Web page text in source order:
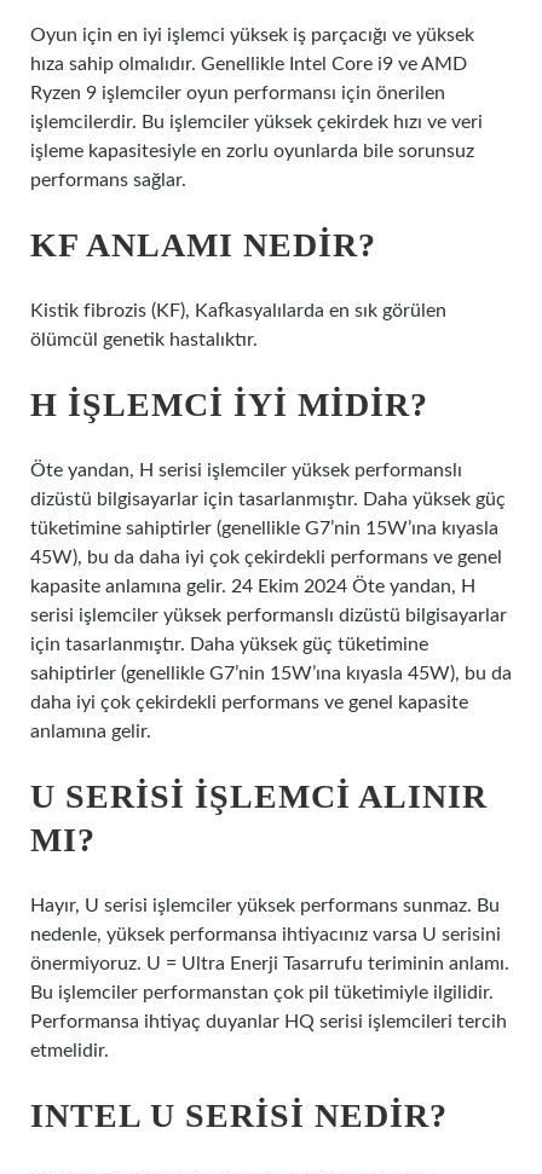
Oyun için en iyi işlemci yüksek iş parçacığı ve yüksek
hıza sahip olmalıdır. Genellikle Intel Core i9 ve AMD
Ryzen 9 işlemciler oyun performansı için önerilen
işlemcilerdir. Bu işlemciler yüksek çekirdek hızı ve veri
işleme kapasitesiyle en zorlu oyunlarda bile sorunsuz
performans sağlar.
KF ANLAMI NEDIR?
Kistik fibrozis (KF), Kafkasyalılarda en sık görülen
ölümcül genetik hastalıktır.
H IŞLEMCI IYI MIDIR?
Öte yandan, H serisi işlemciler yüksek performanslı
dizüstü bilgisayarlar için tasarlanmıştır. Daha yüksek güç
tüketimine sahiptirler (genellikle G7’nin 15W’ına kıyasla
45W), bu da daha iyi çok çekirdekli performans ve genel
kapasite anlamına gelir. 24 Ekim 2024 Öte yandan, H
serisi işlemciler yüksek performanslı dizüstü bilgisayarlar
için tasarlanmıştır. Daha yüksek güç tüketimine
sahiptirler (genellikle G7’nin 15W’ına kıyasla 45W), bu da
daha iyi çok çekirdekli performans ve genel kapasite
anlamına gelir.
U SERISI IŞLEMCI ALINIR
MI?
Hayır, U serisi işlemciler yüksek performans sunmaz. Bu
nedenle, yüksek performansa ihtiyacınız varsa U serisini
önermiyoruz. U = Ultra Enerji Tasarrufu teriminin anlamı.
Bu işlemciler performanstan çok pil tüketimiyle ilgilidir.
Performansa ihtiyaç duyanlar HQ serisi işlemcileri tercih
etmelidir.
INTEL U SERISI NEDIR?